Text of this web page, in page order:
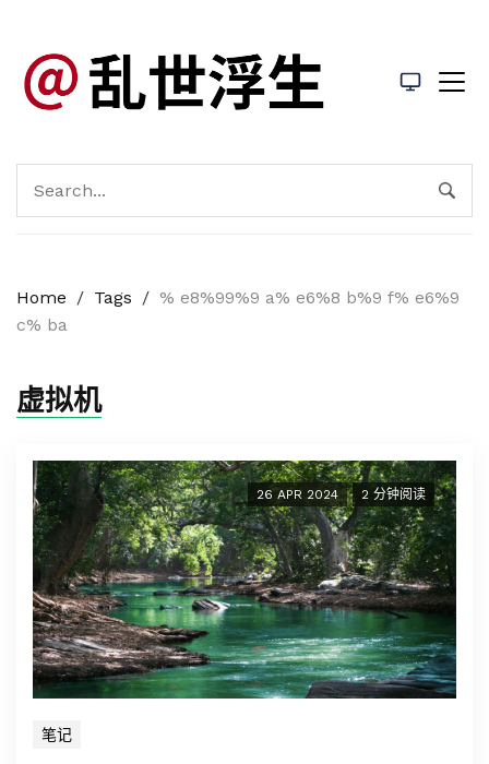
Home / Tags / % e8%99%9 a% e6%8 b%9 f% e6%9
c% ba
虚拟机
26 APR 2024 2 分钟阅读
笔记